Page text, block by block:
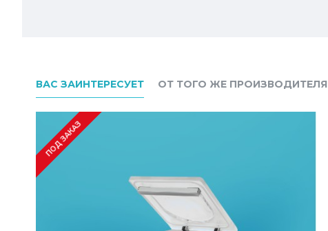
ВАС ЗАИНТЕРЕСУЕТ ОТ ТОГО ЖЕ ПРОИЗВОДИТЕЛЯ
ПОД ЗАКАЗ